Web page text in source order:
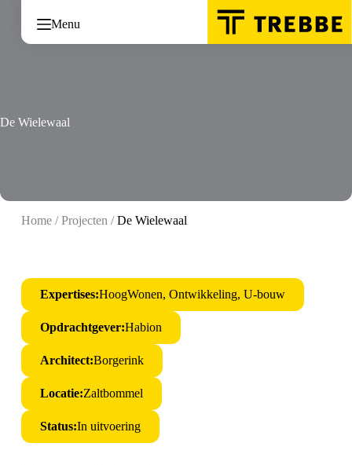
inhoud
Menu
De Wielewaal
Home/Projecten /De Wielewaal
Expertises:HoogWonen, Ontwikkeling, U-bouw
Opdrachtgever:Habion
Architect:Borgerink
Locatie:Zaltbommel
Status:In uitvoering